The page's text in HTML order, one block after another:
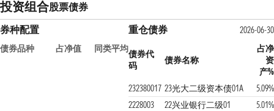
投资组合股票债券
券种配置
债券品种 占净值 同类平均
重仓债券 2026-06-30
债券代
码
债券名称
占净
资
产%
232380017 23光大二级资本债01A
5.09%
2228003
22兴业银行二级01
5.01%